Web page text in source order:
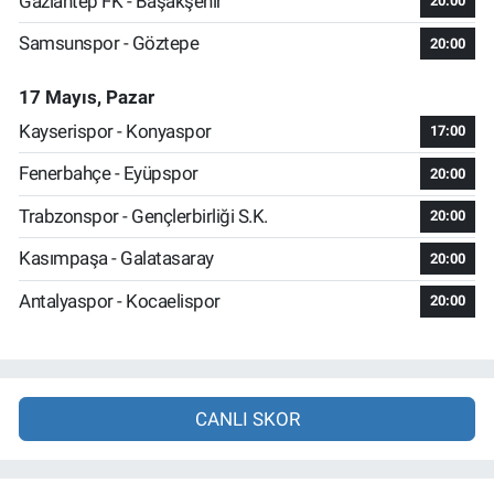
Samsunspor - Göztepe 20:00
17 Mayıs, Pazar
Kayserispor - Konyaspor
17:00
Fenerbahçe - Eyüpspor 20:00
Trabzonspor - Gençlerbirliği S.K. 20:00
Kasımpaşa - Galatasaray 20:00
Antalyaspor - Kocaelispor 20:00
CANLI SKOR